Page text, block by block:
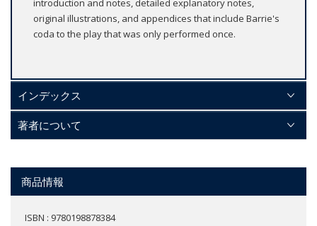
introduction and notes, detailed explanatory notes,
original illustrations, and appendices that include Barrie's
coda to the play that was only performed once.
インデックス
著者について
商品情報
ISBN : 9780198878384